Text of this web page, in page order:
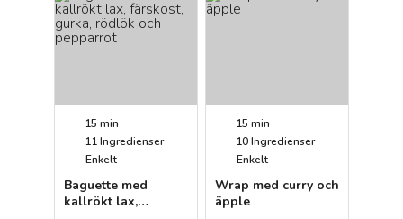
15 min
11Ingredienser
Enkelt
Baguette med
kallrökt lax,
15 min
10Ingredienser
Enkelt
Wrap med curry och
äpple